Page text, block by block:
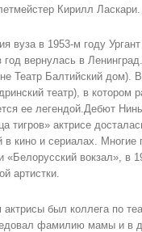
Кирилл Ласкари.
вуза в 1953-м году
год вернулась в
Театр Балтийский дом).
театр), в котором
ее легендой.Дебют
тигров» актрисе
в кино и сериалах.
«Белорусский вокзал»,
артистки.
был коллега по
фамилию мамы и в